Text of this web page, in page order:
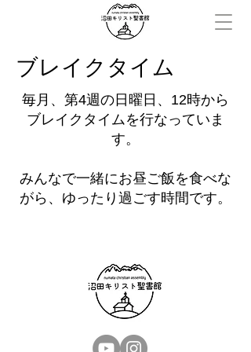
ブレイクタイム
毎月、第4週の日曜日、12時から
ブレイクタイムを行なっていま
す。
みんなで一緒にお昼ご飯を食べな
がら、ゆったり過ごす時間です。